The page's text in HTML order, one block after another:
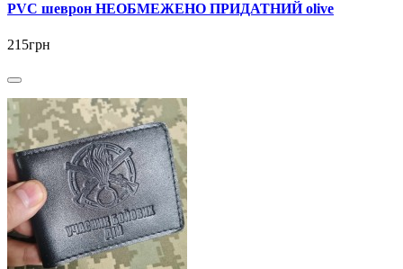
PVC шеврон НЕОБМЕЖЕНО ПРИДАТНИЙ olive
215грн